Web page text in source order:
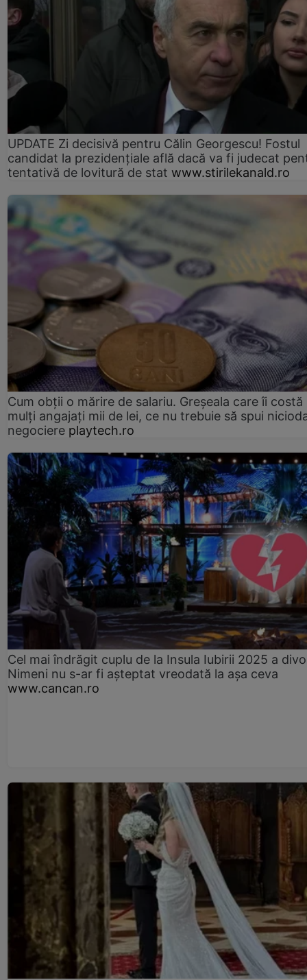
UPDATE Zi decisivă pentru Călin Georgescu! Fostul
candidat la prezidențiale află dacă va fi judecat
tentativă de lovitură de stat www.stirilekanald.ro
Cum obții o mărire de salariu. Greșeala care îi costă
mulți angajați mii de lei, ce nu trebuie să spui
negociere playtech.ro
Cel mai îndrăgit cuplu de la Insula Iubirii 2025 a
Nimeni nu s-ar fi așteptat vreodată la așa ceva
www.cancan.ro